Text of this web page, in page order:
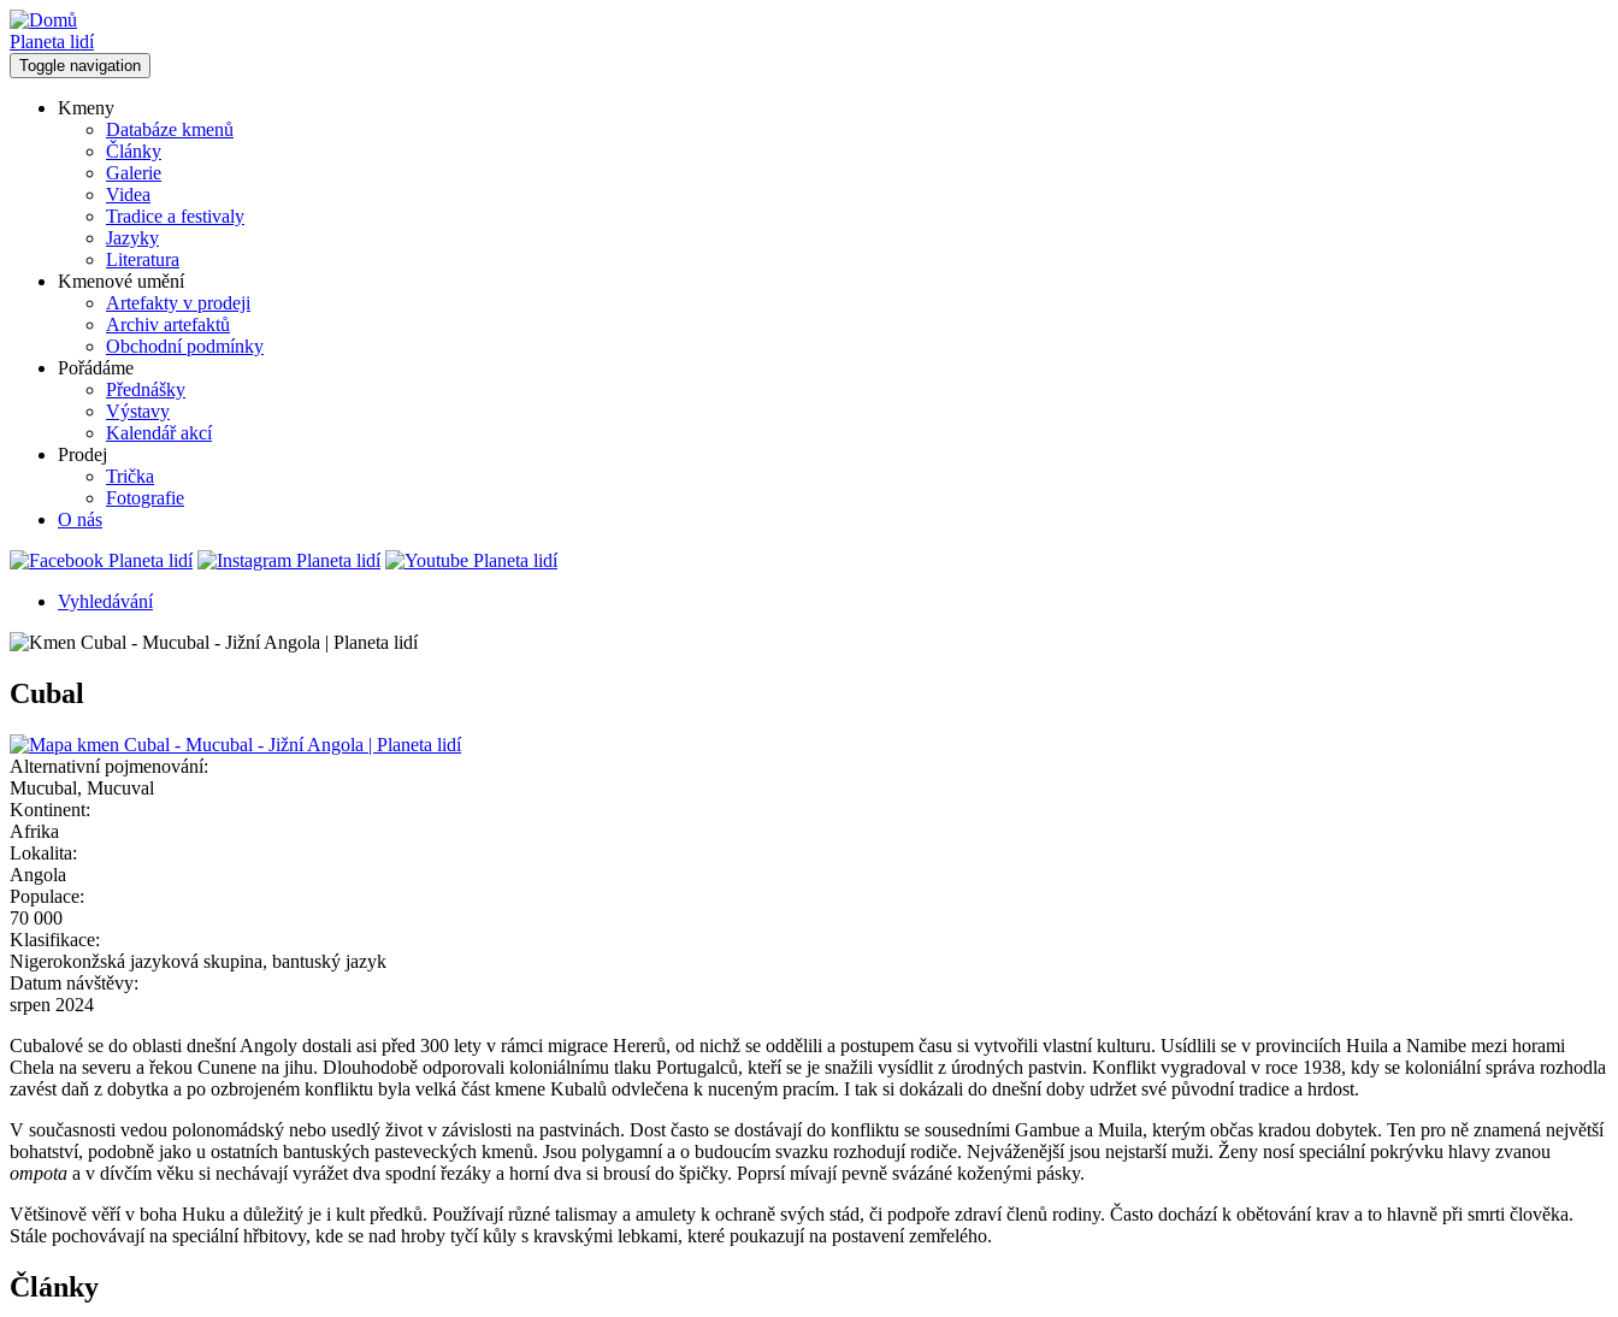
Přejít
k
hlavnímu
obsahu
Planeta lidí
Toggle navigation
Hlavní
navigace
Kmeny
Databáze kmenů
Články
Galerie
Videa
Tradice a festivaly
Jazyky
Literatura
Kmenové umění
Artefakty v prodeji
Archiv artefaktů
Obchodní podmínky
Pořádáme
Přednášky
Výstavy
Kalendář akcí
Prodej
Trička
Fotografie
O nás
Sekundární
Vyhledávání
Cubal
Alternativní pojmenování:
Mucubal, Mucuval
Kontinent:
Afrika
Lokalita:
Angola
Populace:
70 000
Klasifikace:
Nigerokonžská jazyková skupina, bantuský jazyk
Datum návštěvy:
srpen 2024
Cubalové se do oblasti dnešní Angoly dostali asi před 300 lety v rámci migrace Hererů, od nichž se oddělili a postupem času si vytvořili vlastní kulturu. Usídlili se v provinciích Huila a Namibe mezi horami
Chela na severu a řekou Cunene na jihu. Dlouhodobě odporovali koloniálnímu tlaku Portugalců, kteří se je snažili vysídlit z úrodných pastvin. Konflikt vygradoval v roce 1938, kdy se koloniální správa rozhodla
zavést daň z dobytka a po ozbrojeném konfliktu byla velká část kmene Kubalů odvlečena k nuceným pracím. I tak si dokázali do dnešní doby udržet své původní tradice a hrdost.
V současnosti vedou polonomádský nebo usedlý život v závislosti na pastvinách. Dost často se dostávají do konfliktu se sousedními Gambue a Muila, kterým občas kradou dobytek. Ten pro ně znamená největší
bohatství, podobně jako u ostatních bantuských pasteveckých kmenů. Jsou polygamní a o budoucím svazku rozhodují rodiče. Nejváženější jsou nejstarší muži. Ženy nosí speciální pokrývku hlavy zvanou
ompota a v dívčím věku si nechávají vyrážet dva spodní řezáky a horní dva si brousí do špičky. Poprsí mívají pevně svázáné koženými pásky.
Většinově věří v boha Huku a důležitý je i kult předků. Používají různé talismay a amulety k ochraně svých stád, či podpoře zdraví členů rodiny. Často dochází k obětování krav a to hlavně při smrti člověka.
Stále pochovávají na speciální hřbitovy, kde se nad hroby tyčí kůly s kravskými lebkami, které poukazují na postavení zemřelého.
Články